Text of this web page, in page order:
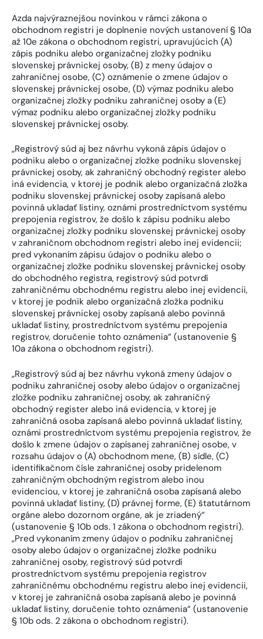
Azda najvýraznejšou novinkou v rámci zákona o
obchodnom registri je doplnenie nových ustanovení § 10a
až 10e zákona o obchodnom registri, upravujúcich (A)
zápis podniku alebo organizačnej zložky podniku
slovenskej právnickej osoby, (B) z meny údajov o
zahraničnej osobe, (C) oznámenie o zmene údajov o
slovenskej právnickej osobe, (D) výmaz podniku alebo
organizačnej zložky podniku zahraničnej osoby a (E)
výmaz podniku alebo organizačnej zložky podniku
slovenskej právnickej osoby.
„Registrový súd aj bez návrhu vykoná zápis údajov o
podniku alebo o organizačnej zložke podniku slovenskej
právnickej osoby, ak zahraničný obchodný register alebo
iná evidencia, v ktorej je podnik alebo organizačná zložka
podniku slovenskej právnickej osoby zapísaná alebo
povinná ukladať listiny, oznámi prostredníctvom systému
prepojenia registrov, že došlo k zápisu podniku alebo
organizačnej zložky podniku slovenskej právnickej osoby
v zahraničnom obchodnom registri alebo inej evidencii;
pred vykonaním zápisu údajov o podniku alebo o
organizačnej zložke podniku slovenskej právnickej osoby
do obchodného registra, registrový súd potvrdí
zahraničnému obchodnému registru alebo inej evidencii,
v ktorej je podnik alebo organizačná zložka podniku
slovenskej právnickej osoby zapísaná alebo povinná
ukladať listiny, prostredníctvom systému prepojenia
registrov, doručenie tohto oznámenia“ (ustanovenie §
10a zákona o obchodnom registri).
„Registrový súd aj bez návrhu vykoná zmeny údajov o
podniku zahraničnej osoby alebo údajov o organizačnej
zložke podniku zahraničnej osoby, ak zahraničný
obchodný register alebo iná evidencia, v ktorej je
zahraničná osoba zapísaná alebo povinná ukladať listiny,
oznámi prostredníctvom systému prepojenia registrov, že
došlo k zmene údajov o zapísanej zahraničnej osobe, v
rozsahu údajov o (A) obchodnom mene, (B) sídle, (C)
identifikačnom čísle zahraničnej osoby pridelenom
zahraničným obchodným registrom alebo inou
evidenciou, v ktorej je zahraničná osoba zapísaná alebo
povinná ukladať listiny, (D) právnej forme, (E) štatutárnom
orgáne alebo dozornom orgáne, ak je zriadený“
(ustanovenie § 10b ods. 1 zákona o obchodnom registri).
„Pred vykonaním zmeny údajov o podniku zahraničnej
osoby alebo údajov o organizačnej zložke podniku
zahraničnej osoby, registrový súd potvrdí
prostredníctvom systému prepojenia registrov
zahraničnému obchodnému registru alebo inej evidencii,
v ktorej je zahraničná osoba zapísaná alebo je povinná
ukladať listiny, doručenie tohto oznámenia“ (ustanovenie
§ 10b ods. 2 zákona o obchodnom registri).